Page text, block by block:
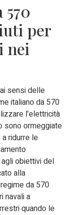
570
per
nei
sensi delle
italiano da 570
l’elettricità
sono ormeggiate
ridurre le
obiettivi del
alla
da 570
navali a
quando le